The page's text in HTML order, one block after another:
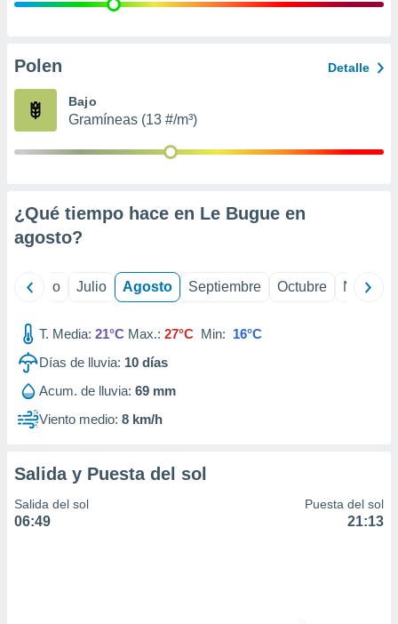
publicidad
de
Polen Detalle
Bajo
Gramíneas (13 #/m³)
¿Qué tiempo hace en Le Bugue en
agosto?
Junio Julio Agosto Septiembre Octubre
T. Media: 21°C Max.: 27°C Min: 16°C
Días de lluvia: 10 días
Acum. de lluvia: 69 mm
Viento medio: 8 km/h
Salida y Puesta del sol
Salida del sol
06:49
Puesta del sol
21:13